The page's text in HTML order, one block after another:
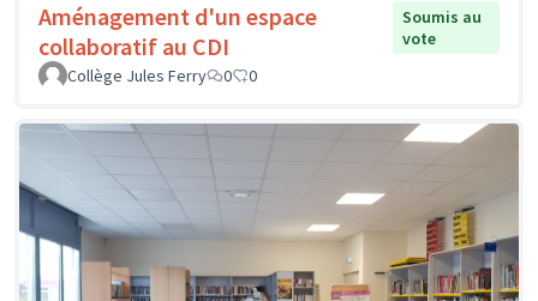
Aménagement d'un espace
collaboratif au CDI
Soumis au
vote
Collège Jules Ferry
0 0